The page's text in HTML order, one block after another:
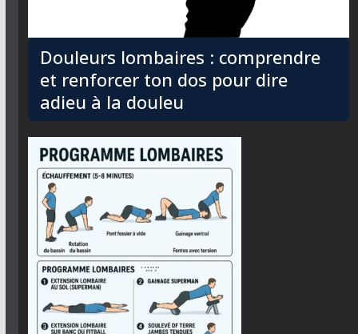
Douleurs lombaires : comprendre
et renforcer ton dos pour dire
adieu à la douleu